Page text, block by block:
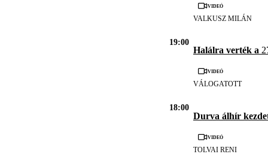
Videó
VALKUSZ MILÁN
19:00
Halálra verték a
Videó
VÁLOGATOTT
18:00
Durva álhír
Videó
TOLVAI RENI